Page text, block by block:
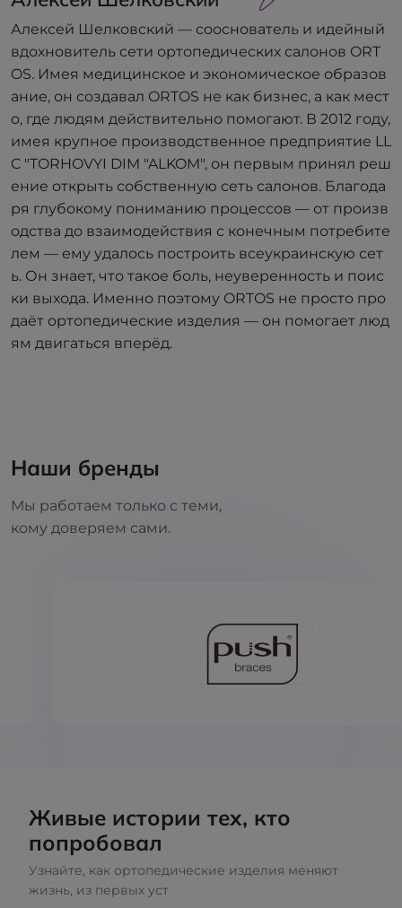
Алексей Шелковский — сооснователь и идейный
вдохновитель сети ортопедических салонов ORT
OS. Имея медицинское и экономическое образов
ание, он создавал ORTOS не как бизнес, а как мест
о, где людям действительно помогают. В 2012 году,
имея крупное производственное предприятие LL
C "TORHOVYI DIM "ALKOM", он первым принял реш
ение открыть собственную сеть салонов. Благода
ря глубокому пониманию процессов — от произв
одства до взаимодействия с конечным потребите
лем — ему удалось построить всеукраинскую сет
ь. Он знает, что такое боль, неуверенность и поис
ки выхода. Именно поэтому ORTOS не просто про
даёт ортопедические изделия — он помогает люд
ям двигаться вперёд.
Наши бренды
Мы работаем только с теми,
кому доверяем сами.
Живые истории тех, кто
попробовал
Узнайте, как ортопедические изделия меняют
жизнь, из первых уст